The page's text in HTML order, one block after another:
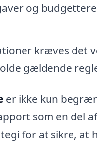
og
kræves det
gældende
er ikke kun
som en del
for at sikre, at